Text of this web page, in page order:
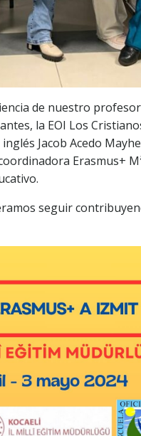
de nuestro
la EOI Los
Jacob Acedo
Erasmus+
seguir